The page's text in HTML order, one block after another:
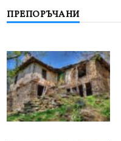
ПРЕПОРЪЧАНИ